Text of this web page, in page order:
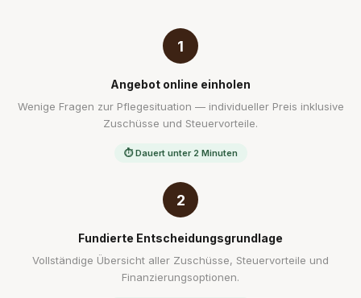
1
Angebot online einholen
Wenige Fragen zur Pflegesituation — individueller Preis inklusive
Zuschüsse und Steuervorteile.
⏱ Dauert unter 2 Minuten
2
Fundierte Entscheidungsgrundlage
Vollständige Übersicht aller Zuschüsse, Steuervorteile und
Finanzierungsoptionen.